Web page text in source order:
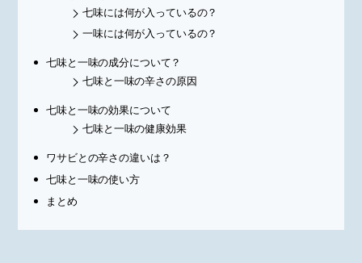
七味には何が入っているの？
一味には何が入っているの？
七味と一味の成分について？
七味と一味の辛さの原因
七味と一味の効果について
七味と一味の健康効果
ワサビとの辛さの違いは？
七味と一味の使い方
まとめ